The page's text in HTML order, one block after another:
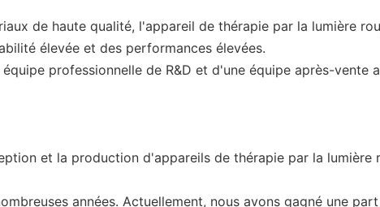
de haute qualité, l'appareil de thérapie par la lumière
élevée et des performances élevées.
équipe professionnelle de R&D et d'une équipe après-
et la production d'appareils de thérapie par la lumière
années. Actuellement, nous avons gagné une